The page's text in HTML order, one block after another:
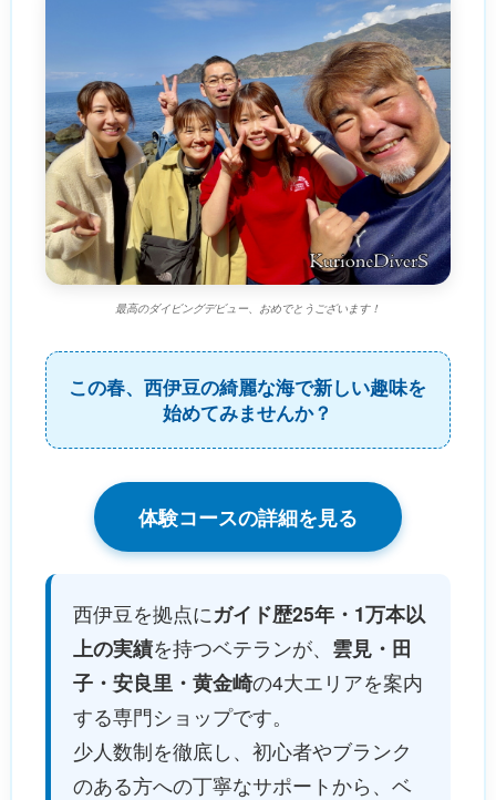
最高のダイビングデビュー、おめでとうございます！
この春、西伊豆の綺麗な海で新しい趣味を
始めてみませんか？
体験コースの詳細を見る
西伊豆を拠点にガイド歴25年・1万本以
上の実績を持つベテランが、 雲見・田
子・安良里・黄金崎の4大エリアを案内
する専門ショップです。
少人数制を徹底し、初心者やブランク
のある方への丁寧なサポートから、ベ